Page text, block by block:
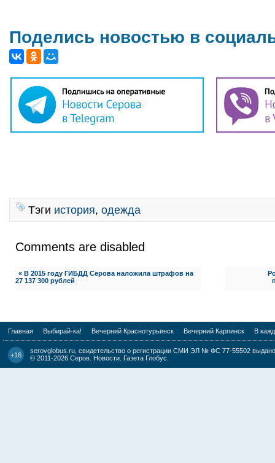
Поделись новостью в
Тэги история, одежда
Comments are disabled
« В 2015 году ГИБДД Серова наложила штрафов на
27 137 300 рублей
Главная Выбирай-ка! Вечерний Краснотурьинск Вечерний Карпинск В
+16
serovglobus.ru, свидетельство о регистрации СМИ ЭЛ № ФС 77-55502
© 2011-2026 Серов. Новости. Газета Глобус